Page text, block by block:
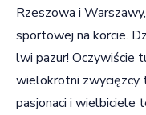
Rzeszowa i
sportowej na korcie.
lwi pazur! Oczywiście
wielokrotni
pasjonaci i wielbiciele